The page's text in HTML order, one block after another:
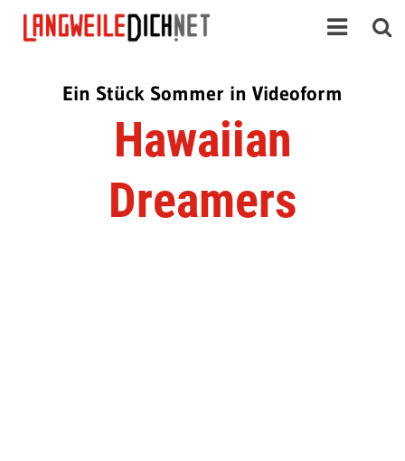
Ein Stück Sommer in Videoform
Hawaiian
Dreamers